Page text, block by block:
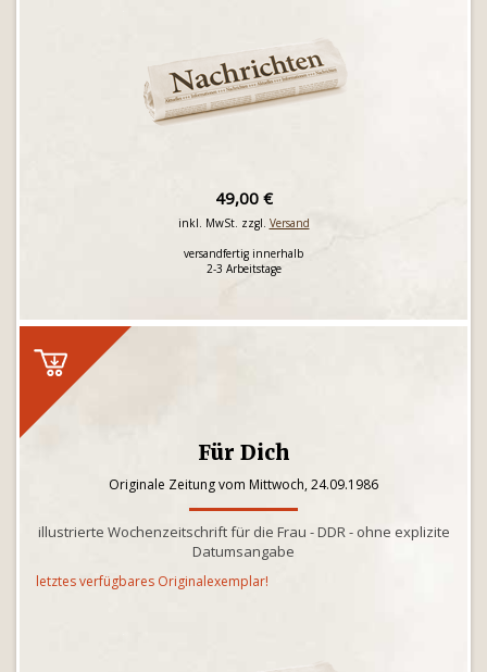
49,00 €
inkl. MwSt. zzgl. Versand
versandfertig innerhalb
2-3 Arbeitstage
Für Dich
Originale Zeitung vom Mittwoch, 24.09.1986
illustrierte Wochenzeitschrift für die Frau - DDR - ohne explizite
Datumsangabe
letztes verfügbares Originalexemplar!